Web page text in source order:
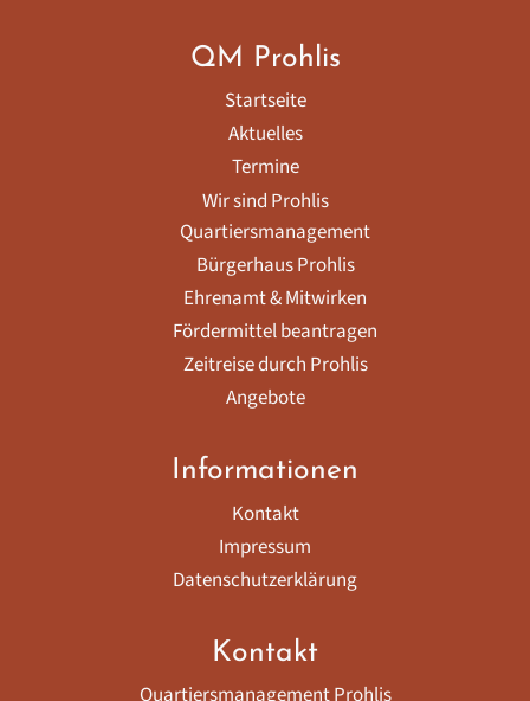
QM Prohlis
Startseite
Aktuelles
Termine
Wir sind Prohlis
Quartiersmanagement
Bürgerhaus Prohlis
Ehrenamt & Mitwirken
Fördermittel beantragen
Zeitreise durch Prohlis
Angebote
Informationen
Kontakt
Impressum
Datenschutzerklärung
Kontakt